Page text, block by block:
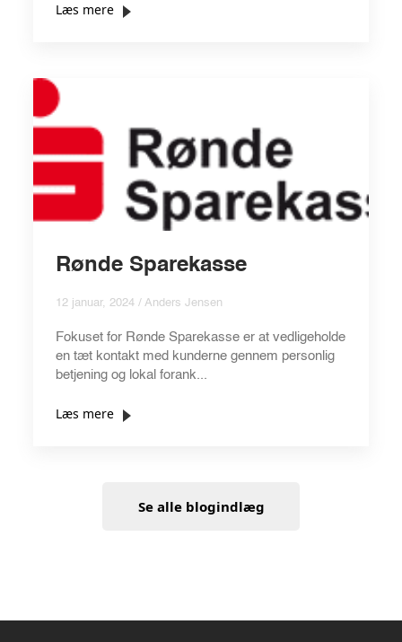
Læs mere
Rønde Sparekasse
12 januar, 2024 / Anders Jensen
Fokuset for Rønde Sparekasse er at vedligeholde
en tæt kontakt med kunderne gennem personlig
betjening og lokal forank...
Læs mere
Se alle blogindlæg